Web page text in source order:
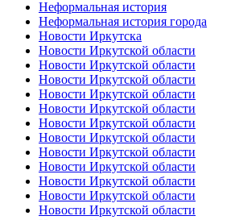
Неформальная история
Неформальная история города
Новости Иркутска
Новости Иркутской области
Новости Иркутской области
Новости Иркутской области
Новости Иркутской области
Новости Иркутской области
Новости Иркутской области
Новости Иркутской области
Новости Иркутской области
Новости Иркутской области
Новости Иркутской области
Новости Иркутской области
Новости Иркутской области